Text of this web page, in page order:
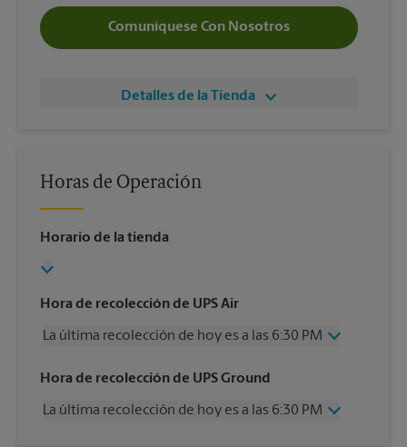
Comuníquese Con Nosotros
Detalles de la Tienda
Horas de Operación
Horario de la tienda
Hora de recolección de UPS Air
La última recolección de hoy es a las 6:30 PM
Miércoles
6:30 PM
Viernes
6:30 PM
Hora de recolección de UPS Ground
La última recolección de hoy es a las 6:30 PM